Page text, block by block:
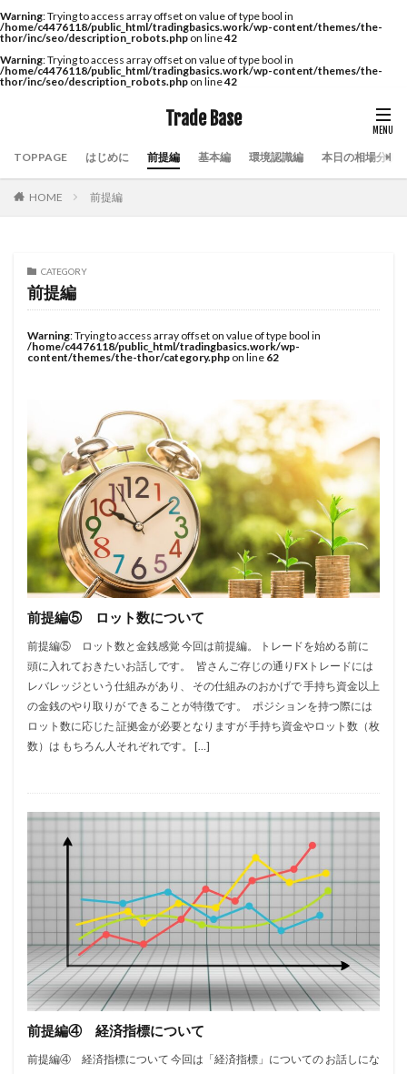
Warning: Trying to access array offset on value of type bool in
/home/c4476118/public_html/tradingbasics.work/wp-content/themes/the-
thor/inc/seo/description_robots.php on line42
Warning: Trying to access array offset on value of type bool in
/home/c4476118/public_html/tradingbasics.work/wp-content/themes/the-
thor/inc/seo/description_robots.php on line42
Trade Base
TOPPAGE はじめに 前提編 基本編 環境認識編 本日の相場分析
HOME 前提編
CATEGORY
前提編
Warning: Trying to access array offset on value of type bool in
/home/c4476118/public_html/tradingbasics.work/wp-
content/themes/the-thor/category.php on line 62
前提編⑤ ロット数について
前提編⑤ ロット数と金銭感覚 今回は前提編。 トレードを始める前に
頭に入れておきたいお話しです。 皆さんご存じの通りFXトレードには
レバレッジという仕組みがあり、 その仕組みのおかげで 手持ち資金以上
の金銭のやり取りが できることが特徴です。 ポジションを持つ際には
ロット数に応じた 証拠金が必要となりますが 手持ち資金やロット数（枚
数）は もちろん人それぞれです。 […]
前提編④ 経済指標について
前提編④ 経済指標について 今回は「経済指標」についての お話しにな